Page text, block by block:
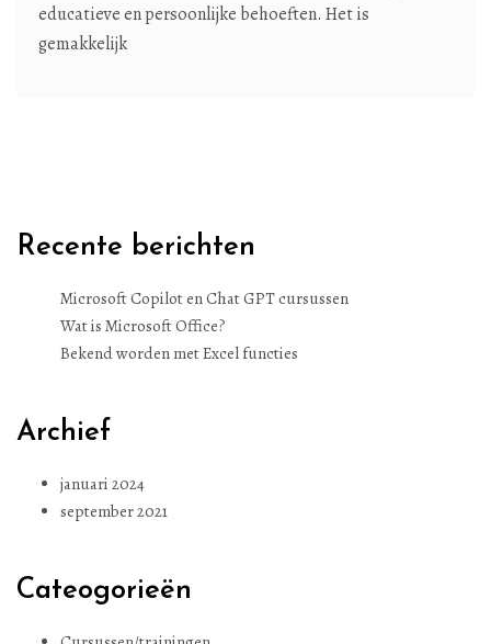
educatieve en persoonlijke behoeften. Het is
gemakkelijk
Recente berichten
Microsoft Copilot en Chat GPT cursussen
Wat is Microsoft Office?
Bekend worden met Excel functies
Archief
januari 2024
september 2021
Cateogorieën